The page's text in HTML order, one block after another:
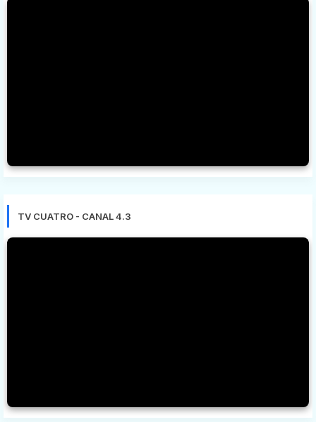
TV CUATRO - CANAL 4.3